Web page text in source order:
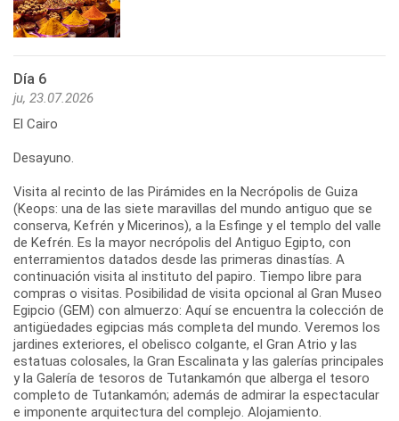
Día 6
ju, 23.07.2026
El Cairo
Desayuno.
Visita al recinto de las Pirámides en la Necrópolis de Guiza
(Keops: una de las siete maravillas del mundo antiguo que se
conserva, Kefrén y Micerinos), a la Esfinge y el templo del valle
de Kefrén. Es la mayor necrópolis del Antiguo Egipto, con
enterramientos datados desde las primeras dinastías. A
continuación visita al instituto del papiro. Tiempo libre para
compras o visitas. Posibilidad de visita opcional al Gran Museo
Egipcio (GEM) con almuerzo: Aquí se encuentra la colección de
antigüedades egipcias más completa del mundo. Veremos los
jardines exteriores, el obelisco colgante, el Gran Atrio y las
estatuas colosales, la Gran Escalinata y las galerías principales
y la Galería de tesoros de Tutankamón que alberga el tesoro
completo de Tutankamón; además de admirar la espectacular
e imponente arquitectura del complejo. Alojamiento.